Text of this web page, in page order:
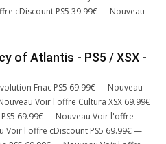
cDiscount PS5 39.99€ — Nouveau
of Atlantis - PS5 / XSX -
Fnac PS5 69.99€ — Nouveau
Voir l'offre Cultura XSX 69.99€
69.99€ — Nouveau Voir l'offre
Voir l'offre cDiscount PS5 69.99€ —